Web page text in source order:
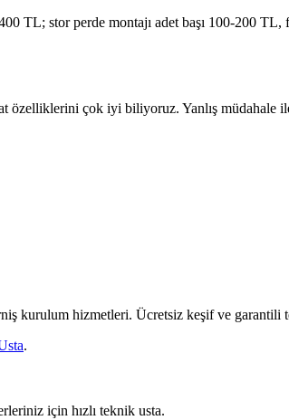
TL; stor perde montajı adet başı 100-200
özelliklerini çok iyi biliyoruz. Yanlış müdahale
kurulum hizmetleri. Ücretsiz keşif ve garantili
.
için hızlı teknik usta.